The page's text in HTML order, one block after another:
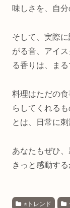
味しさを、自
そして、実際
がる音、アイ
る香りは、ま
料理はただの
らしてくれる
とは、日常に
あなたもぜひ
きっと感動す
⭐︎トレンド